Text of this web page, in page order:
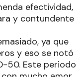
efectividad,
y contundente
ya que
y eso se notó
50. Este periodo